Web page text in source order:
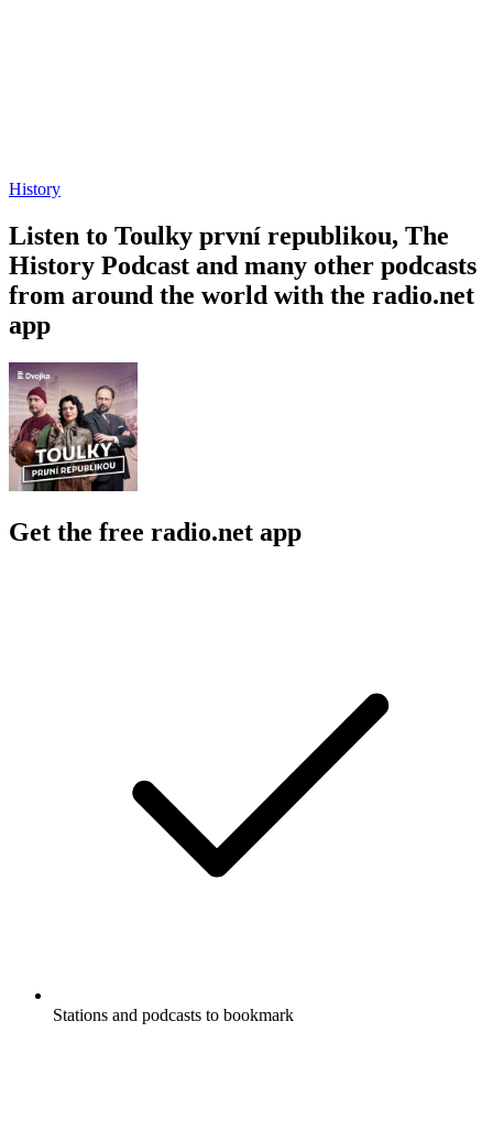
History
Listen to Toulky první republikou, The
History Podcast and many other podcasts
from around the world with the radio.net
app
Get the free radio.net app
Stations and podcasts to bookmark